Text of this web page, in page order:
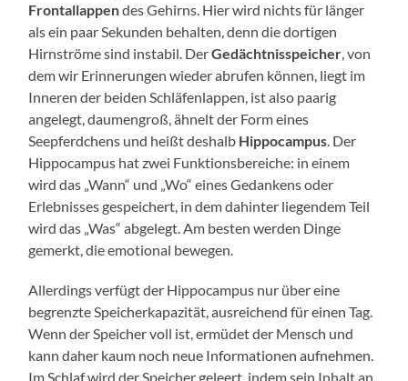
Frontallappendes Gehirns. Hier wird nichts für länger
als ein paar Sekunden behalten, denn die dortigen
Hirnströme sind instabil. DerGedächtnisspeicher , von
dem wir Erinnerungen wieder abrufen können, liegt im
Inneren der beiden Schläfenlappen, ist also paarig
angelegt, daumengroß, ähnelt der Form eines
Seepferdchens und heißt deshalb Hippocampus . Der
Hippocampus hat zwei Funktionsbereiche: in einem
wird das „Wann“ und „Wo“ eines Gedankens oder
Erlebnisses gespeichert, in dem dahinter liegendem Teil
wird das „Was“ abgelegt. Am besten werden Dinge
gemerkt, die emotional bewegen.
Allerdings verfügt der Hippocampus nur über eine
begrenzte Speicherkapazität, ausreichend für einen Tag.
Wenn der Speicher voll ist, ermüdet der Mensch und
kann daher kaum noch neue Informationen aufnehmen.
Im Schlaf wird der Speicher geleert, indem sein Inhalt an